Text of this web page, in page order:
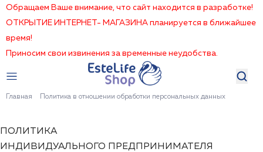
Обращаем Ваше внимание, что сайт находится в разработке!
ОТКРЫТИЕ ИНТЕРНЕТ- МАГАЗИНА планируется в ближайшее
время!
Приносим свои извинения за временные неудобства.
Главная Политика в отношении обработки персональных данных
ПОЛИТИКА
ИНДИВИДУАЛЬНОГО ПРЕДПРИНИМАТЕЛЯ